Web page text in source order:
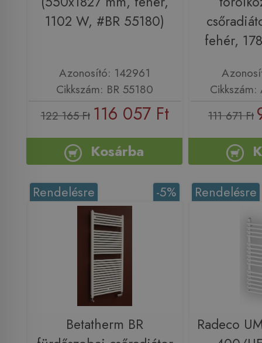
1102 W, #BR 55180)
Azonosító: 142961
Cikkszám: BR 55180
122 165 Ft 116 057 Ft
Kosárba
fehér,
111 671 Ft
-5%
Rendelésre
Betatherm BR
Rendelésre
Radeco